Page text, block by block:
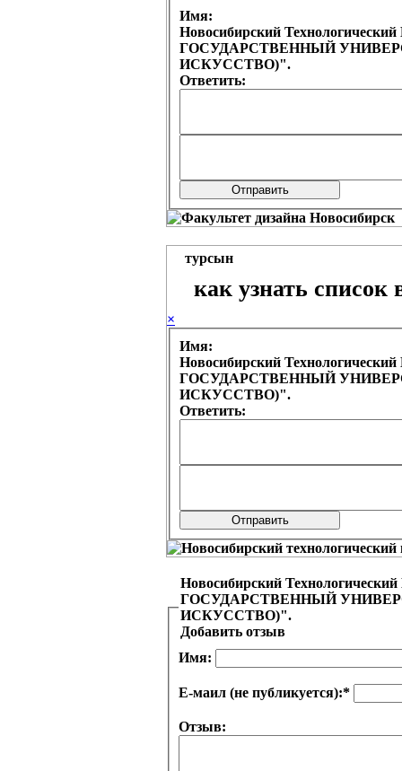
Имя:
Новосибирский
ГОСУДАРСТВЕННЫЙ
ИСКУССТВО)".
Ответить:
турсын
как узнать список
×
Имя:
Новосибирский
ГОСУДАРСТВЕННЫЙ
ИСКУССТВО)".
Ответить:
Новосибирский
ГОСУДАРСТВЕННЫЙ
ИСКУССТВО)".
Добавить отзыв
Имя:
Е-маил (не публикуется):*
Отзыв: